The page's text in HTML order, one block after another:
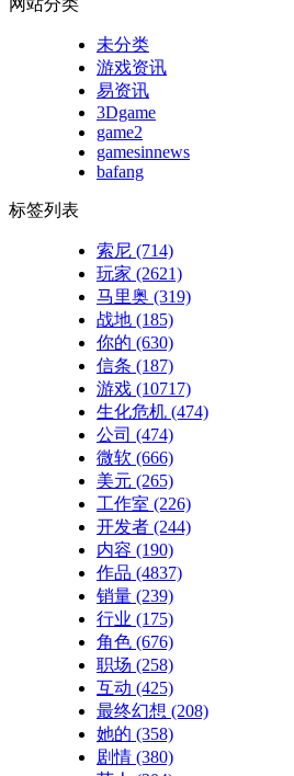
未分类
游戏资讯
易资讯
3Dgame
game2
gamesinnews
bafang
标签列表
索尼 (714)
玩家 (2621)
马里奥 (319)
战地 (185)
你的 (630)
信条 (187)
游戏 (10717)
生化危机 (474)
公司 (474)
微软 (666)
美元 (265)
工作室 (226)
开发者 (244)
内容 (190)
作品 (4837)
销量 (239)
行业 (175)
角色 (676)
职场 (258)
互动 (425)
最终幻想 (208)
她的 (358)
剧情 (380)